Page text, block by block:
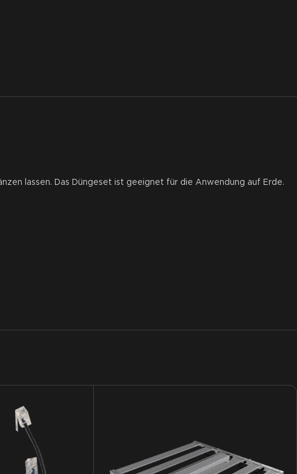
lassen. Das Düngeset ist geeignet für die Anwendung auf Erde.